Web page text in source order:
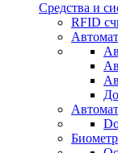
Средства и
RFID